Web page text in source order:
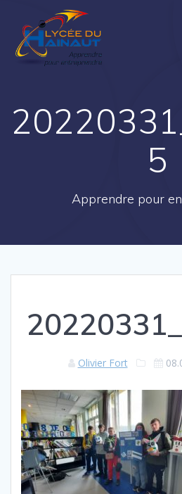
5
Apprendre pour
Olivier Fort